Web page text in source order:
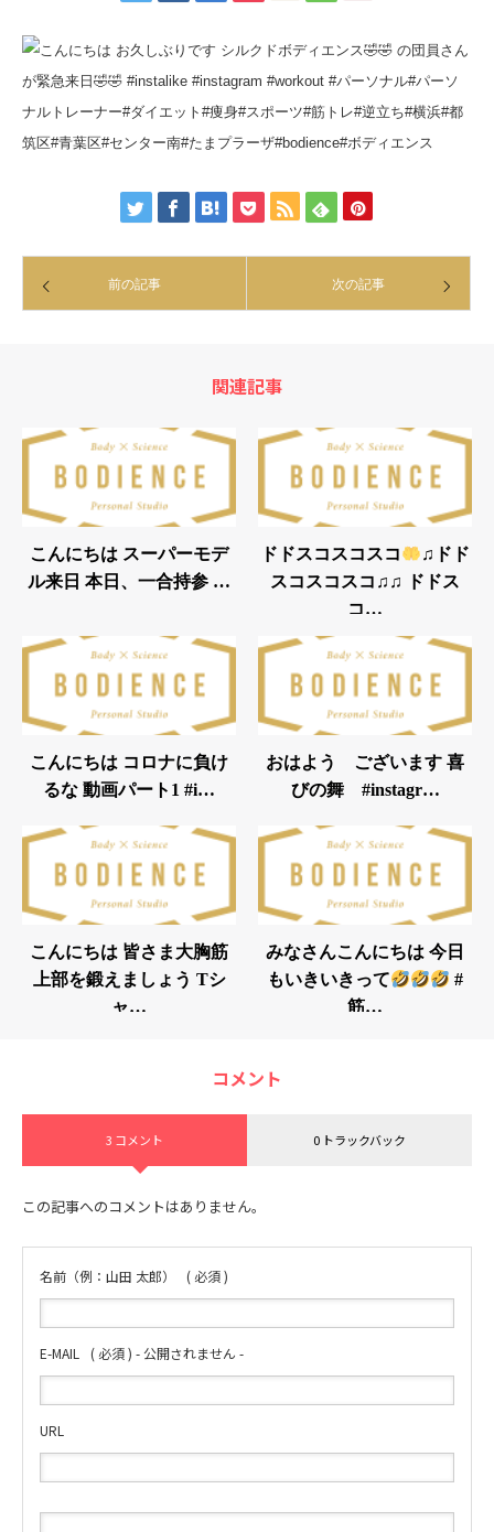
前の記事 次の記事
関連記事
こんにちは スーパーモデ
ル来日 本日、一合︎持参 …
ドドスコスコスコ
♫ドド
スコスコスコ♫♫ ドドス
コ…
こんにちは コロナに負け
るな️ 動画パート1 #i…
おはよう ございます︎ 喜
びの舞 #instagr…
こんにちは 皆さま大胸筋
上部を鍛えましょう Tシ
ャ…
みなさんこんにちは 今日
もいきいきって
#
筋…
コメント
3 コメント 0 トラックバック
この記事へのコメントはありません。
名前（例：山田 太郎） ( 必須 )
E-MAIL ( 必須 ) - 公開されません -
URL